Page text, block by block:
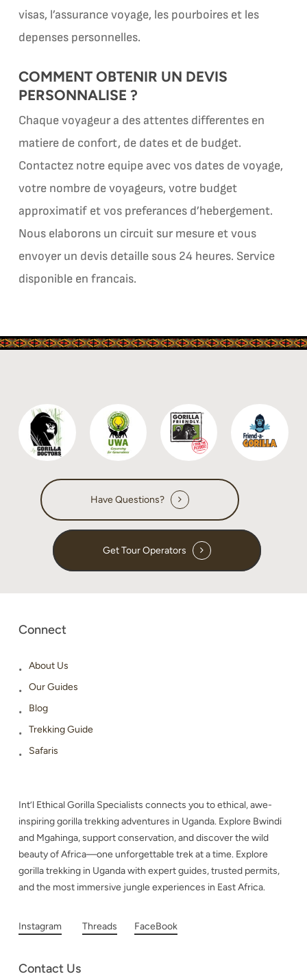
visas, l’assurance voyage, les pourboires et les
depenses personnelles.
COMMENT OBTENIR UN DEVIS
PERSONNALISE ?
Chaque voyageur a des attentes differentes en
matiere de confort, de dates et de budget.
Contactez notre equipe avec vos dates de voyage,
votre nombre de voyageurs, votre budget
approximatif et vos preferances d’hebergement.
Nous elaborons un circuit sur mesure et vous
envoyer un devis detaille sous 24 heures. Service
disponible en francais.
Have Questions?
Get Tour Operators
Connect
About Us
Our Guides
Blog
Trekking Guide
Safaris
Int’l Ethical Gorilla Specialists connects you to ethical, awe-
inspiring gorilla trekking adventures in Uganda. Explore Bwindi
and Mgahinga, support conservation, and discover the wild
beauty of Africa—one unforgettable trek at a time. Explore
gorilla trekking in Uganda with expert guides, trusted permits,
and the most immersive jungle experiences in East Africa.
Instagram Threads FaceBook
Contact Us